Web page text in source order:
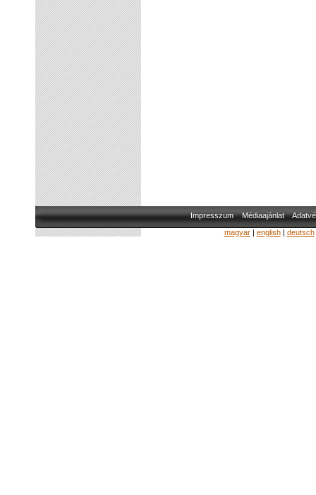
Impresszum Médiaajánlat
magyar| english| deutsch